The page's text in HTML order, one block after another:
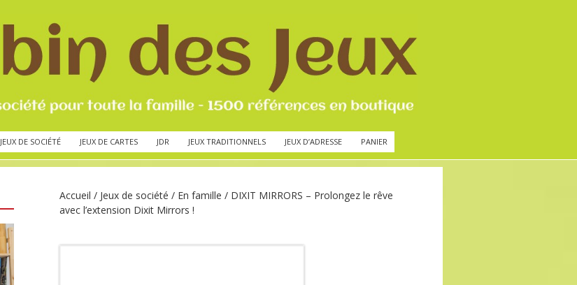
JEUX DE SOCIÉTÉ JEUX DE CARTES JDR JEUX TRADITIONNELS JEUX D’ADRESSE PANIER
Accueil / Jeux de société / En famille / DIXIT MIRRORS – Prolongez le rêve
avec l’extension Dixit Mirrors !